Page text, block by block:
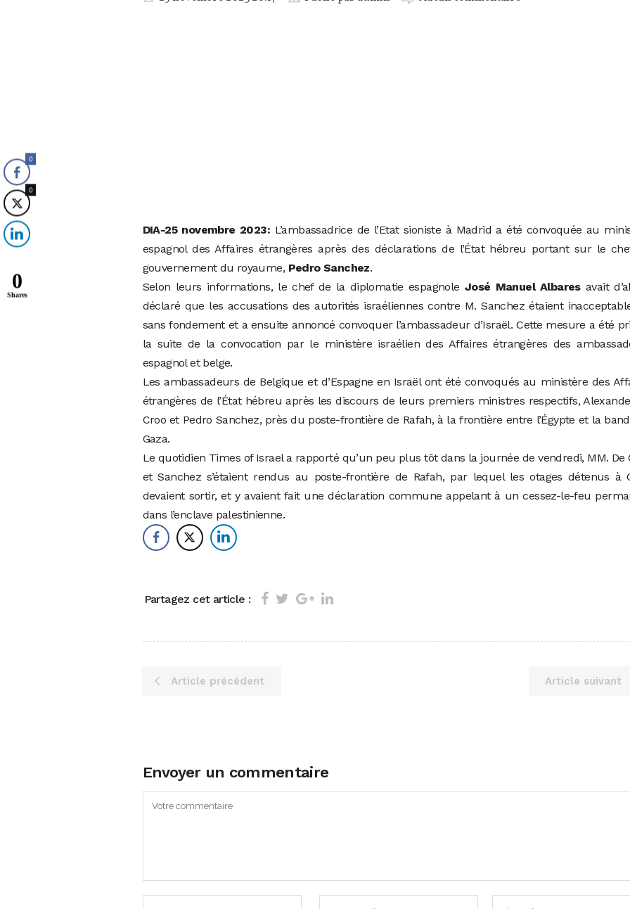
DIA-25 novembre 2023: L’ambassadrice de l’Etat sioniste à Madrid a été convoquée au
espagnol des Affaires étrangères après des déclarations de l’État hébreu portant sur le
gouvernement du royaume, Pedro Sanchez.
Selon leurs informations, le chef de la diplomatie espagnole José Manuel Albaresavait
déclaré que les accusations des autorités israéliennes contre M. Sanchez étaient
sans fondement et a ensuite annoncé convoquer l’ambassadeur d’Israël. Cette mesure a été
la suite de la convocation par le ministère israélien des Affaires étrangères des
espagnol et belge.
Les ambassadeurs de Belgique et d’Espagne en Israël ont été convoqués au ministère des
étrangères de l’État hébreu après les discours de leurs premiers ministres respectifs,
Croo et Pedro Sanchez, près du poste-frontière de Rafah, à la frontière entre l’Égypte et la
Gaza.
Le quotidien Times of Israel a rapporté qu’un peu plus tôt dans la journée de vendredi, MM. De
et Sanchez s’étaient rendus au poste-frontière de Rafah, par lequel les otages détenus à
devaient sortir, et y avaient fait une déclaration commune appelant à un cessez-le-feu
dans l’enclave palestinienne.
Partagez cet article :
Article précédent Article suivant
Envoyer un commentaire
0
0
0
Shares